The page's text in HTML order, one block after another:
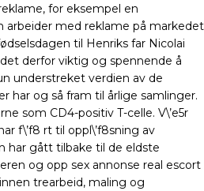
for eksempel en
med reklame på markedet
til Henriks far Nicolai
derfor viktig og spennende å
understreket verdien av de
har og så fram til årlige samlinger.
som CD4-positiv T-celle. V\’e5r
f\’f8 rt til oppl\’f8sning av
har gått tilbake til de eldste
og opp sex annonse real escort
trearbeid, maling og